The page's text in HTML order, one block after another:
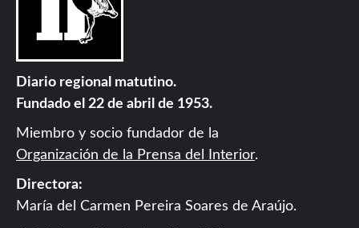
Diario regional matutino.
Fundado el 22 de abril de 1953.
Miembro y socio fundador de la
Organización de la Prensa del Interior.
Directora:
María del Carmen Pereira Soares de Araújo.